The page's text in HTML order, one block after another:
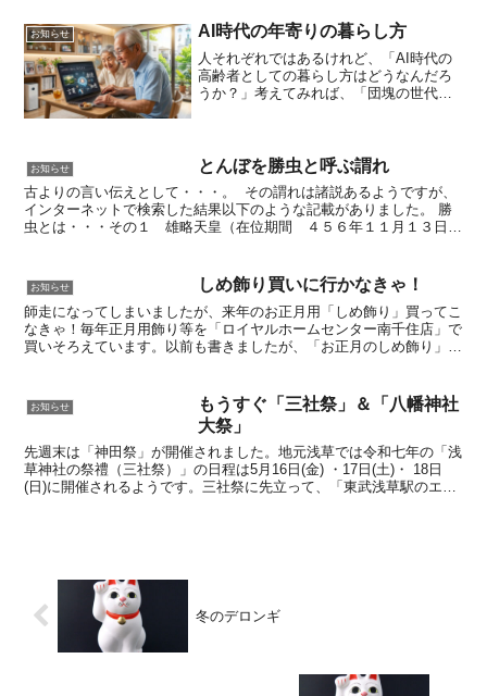
るとワクワクしたもので、...
お知らせ AI時代の年寄りの暮らし方
人それぞれではあるけれど、「AI時代の
高齢者としての暮らし方はどうなんだろ
うか？」考えてみれば、「団塊の世代」
だ！"っていう自負は...
お知らせ とんぼを勝虫と呼ぶ謂れ
古よりの言い伝えとして・・・。 その謂れは諸説あるようですが、
インターネットで検索した結果以下のような記載がありました。 勝
虫とは・・・その１ 雄略天皇（在位期間 ４５６年１１月１３日
お知らせ しめ飾り買いに行かなきゃ！
師走になってしまいましたが、来年のお正月用「しめ飾り」買ってこ
なきゃ！毎年正月用飾り等を「ロイヤルホームセンター南千住店」で
買いそろえています。以前も書きましたが、「お正月のしめ飾り」に
お知らせ
もうすぐ「三社祭」＆「八幡神社
大祭」
先週末は「神田祭」が開催されました。地元浅草では令和七年の「浅
草神社の祭禮（三社祭）」の日程は5月16日(金) ・17日(土)・ 18日
(日)に開催されるようです。三社祭に先立って、「東武浅草駅のエキ
冬のデロンギ